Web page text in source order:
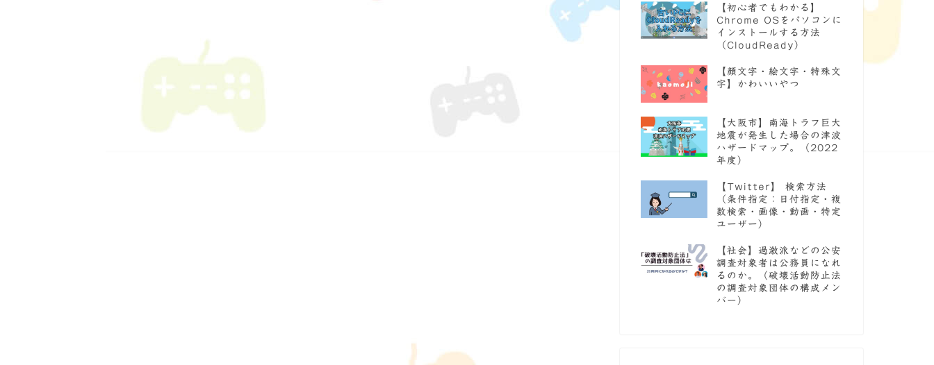
【初心者でもわかる】
Chrome OSをパソコンに
インストールする方法
（CloudReady）
【顔文字・絵文字・特殊文
字】かわいいやつ
【大阪市】南海トラフ巨大
地震が発生した場合の津波
ハザードマップ。（2022
年度）
【Twitter】 検索方法
（条件指定：日付指定・複
数検索・画像・動画・特定
ユーザー）
【社会】過激派などの公安
調査対象者は公務員になれ
るのか。（破壊活動防止法
の調査対象団体の構成メン
バー）